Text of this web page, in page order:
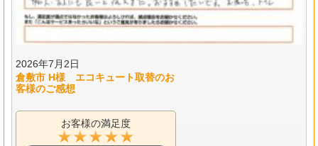
2026年7月2日
倉敷市 H様 エコキュート取替のお
客様のご感想
お客様の満足度